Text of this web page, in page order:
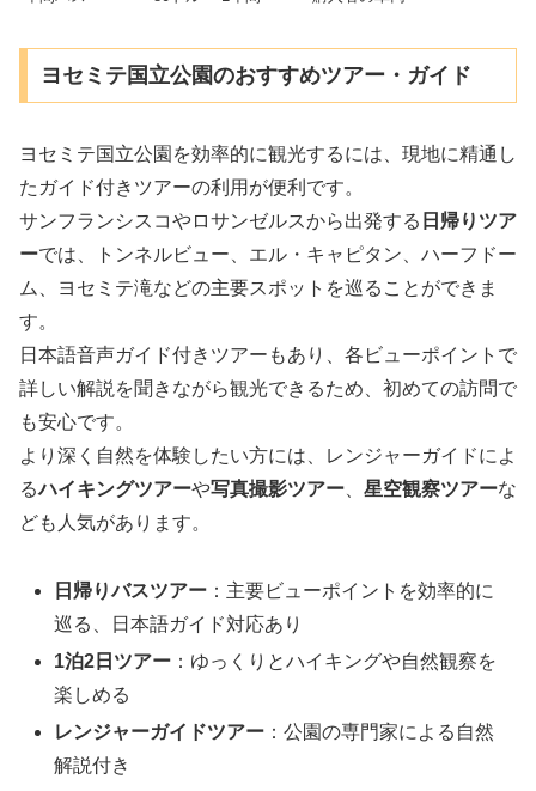
ヨセミテ国立公園のおすすめツアー・ガイド
ヨセミテ国立公園を効率的に観光するには、現地に精通し
たガイド付きツアーの利用が便利です。
サンフランシスコやロサンゼルスから出発する 日帰りツア
ーでは、トンネルビュー、エル・キャピタン、ハーフドー
ム、ヨセミテ滝などの主要スポットを巡ることができま
す。
日本語音声ガイド付きツアーもあり、各ビューポイントで
詳しい解説を聞きながら観光できるため、初めての訪問で
も安心です。
より深く自然を体験したい方には、レンジャーガイドによ
るハイキングツアーや写真撮影ツアー 星空観察ツアーな
ども人気があります。
日帰りバスツアー ：主要ビューポイントを効率的に
巡る、日本語ガイド対応あり
1泊2日ツアー ：ゆっくりとハイキングや自然観察を
楽しめる
レンジャーガイドツアー ：公園の専門家による自然
解説付き